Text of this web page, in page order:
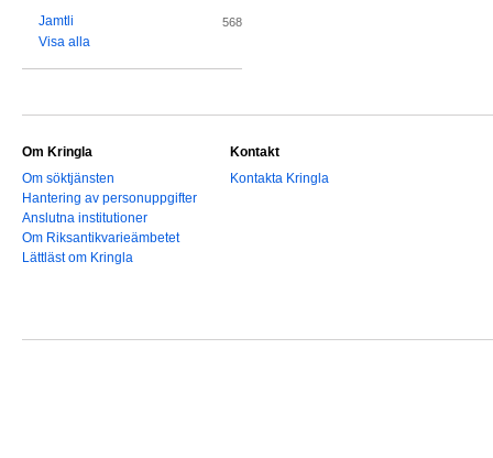
Jamtli 568
Visa alla
Om Kringla
Om söktjänsten
Hantering av personuppgifter
Anslutna institutioner
Om Riksantikvarieämbetet
Lättläst om Kringla
Kontakt
Kontakta Kringla